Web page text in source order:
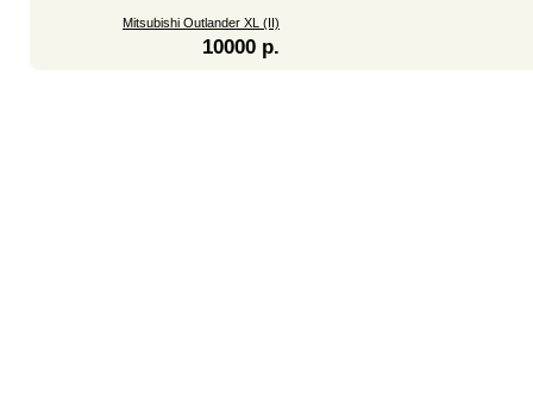
Mitsubishi Outlander XL (II)
10000 р.